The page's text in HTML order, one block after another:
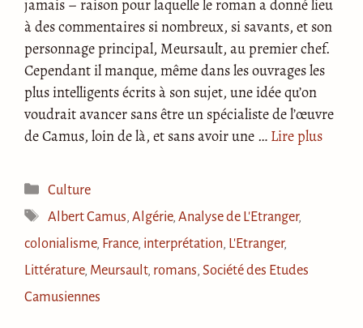
jamais – raison pour laquelle le roman a donné lieu
à des commentaires si nombreux, si savants, et son
personnage principal, Meursault, au premier chef.
Cependant il manque, même dans les ouvrages les
plus intelligents écrits à son sujet, une idée qu’on
voudrait avancer sans être un spécialiste de l’œuvre
de Camus, loin de là, et sans avoir une … Lire plus
Catégories
Culture
Étiquettes
Albert Camus,Algérie,Analyse de L'Etranger,
colonialisme, France, interprétation, L'Etranger,
Littérature, Meursault, romans, Société des Etudes
Camusiennes